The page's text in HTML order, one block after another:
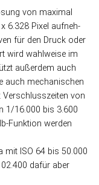
von maxi­mal
6.328 Pixel auf­neh­
für den Druck oder
wird wahl­weise im
außer­dem auch
auch mechanischen
Ver­schluss­zei­ten von
1/16.000 bis 3.600
Funk­tion werden
mit ISO 64 bis 50.000
dafür aber